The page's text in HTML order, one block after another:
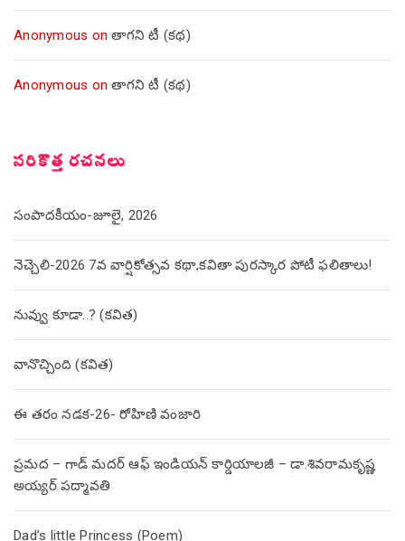
Anonymous onతాగని టీ (కథ)
Anonymous onతాగని టీ (కథ)
సరికొత్త రచనలు
సంపాదకీయం-జూలై, 2026
నెచ్చెలి-2026 7వ వార్షికోత్సవ కథా,కవితా పురస్కార పోటీ ఫలితాలు!
నువ్వు కూడా..? (కవిత)
వానొచ్చింది (కవిత)
ఈ తరం నడక-26- రోహిణి వంజారి
ప్రమద – గాడ్ మదర్ ఆఫ్ ఇండియన్ కార్డియాలజీ – డా.శివరామకృష్ణ
అయ్యర్ పద్మావతి
Dad’s little Princess (Poem)